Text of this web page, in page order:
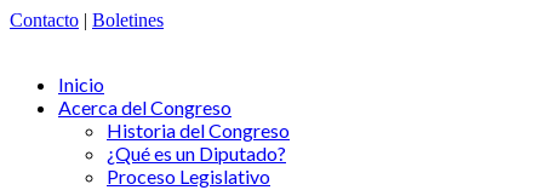
Contacto | Boletines
Inicio
Acerca del Congreso
Historia del Congreso
¿Qué es un Diputado?
Proceso Legislativo